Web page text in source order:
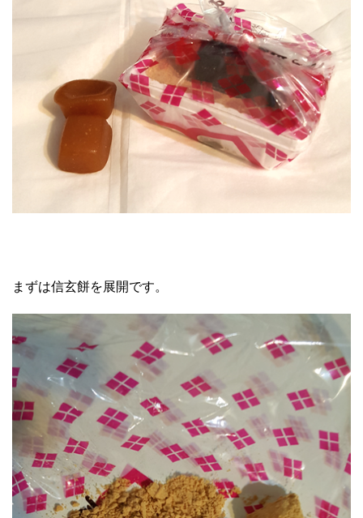
まずは信玄餅を展開です。